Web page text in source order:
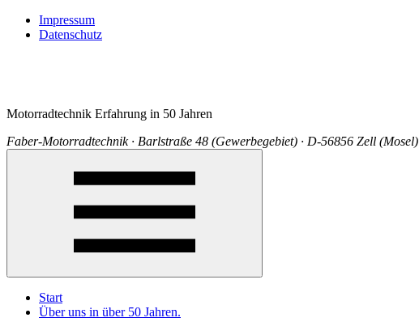
Impressum
Datenschutz
Motorradtechnik Erfahrung in 50 Jahren
Faber-Motorradtechnik · Barlstraße 48 (Gewerbegebiet) · D-56856 Zell (Mosel)
Start
Über uns in über 50 Jahren.